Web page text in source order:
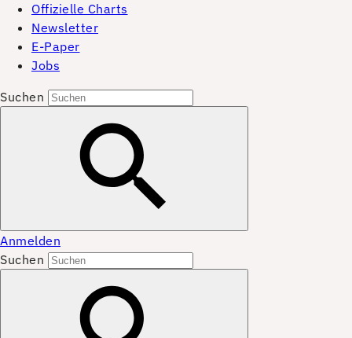
Offizielle Charts
Newsletter
E-Paper
Jobs
Suchen
Anmelden
Suchen